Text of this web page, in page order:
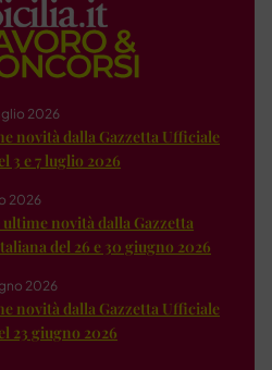
2026
novità dalla Gazzetta Ufficiale
3 e 7 luglio 2026
2026
novità dalla Gazzetta
del 26 e 30 giugno 2026
2026
novità dalla Gazzetta Ufficiale
23 giugno 2026